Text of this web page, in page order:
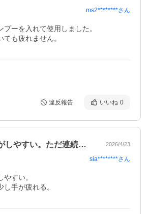
ms2********さん
プーを入れて使用しました。
も疲れません。
違反報告 いいね 0
軽くて取り扱いがしやすい。ただ連続使用… 2026/4/23
sia********さん
すい。
手が疲れる。